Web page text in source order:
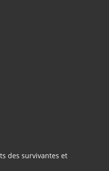
des survivantes et